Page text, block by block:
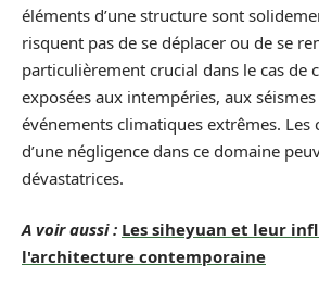
éléments d’une structure sont
risquent pas de se déplacer ou de se
particulièrement crucial dans le cas de
exposées aux intempéries, aux séismes
événements climatiques extrêmes. Les
d’une négligence dans ce domaine
dévastatrices.
A voir aussi : Les siheyuan et leur
l'architecture contemporaine